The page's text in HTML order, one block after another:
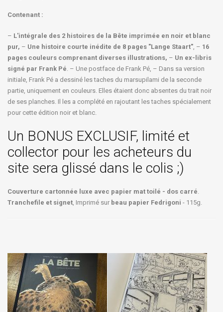
Contenant :
– L'intégrale des 2 histoires de la Bête imprimée en noir et blanc
pur, – Une histoire courte inédite de 8 pages "Lange Staart", – 16
pages couleurs comprenant diverses illustrations, – Un ex-libris
signé par Frank Pé. – Une postface de Frank Pé, – Dans sa version
initiale, Frank Pé a dessiné les taches du marsupilami de la seconde
partie, uniquement en couleurs. Elles étaient donc absentes du trait noir
de ses planches. Il les a complété en rajoutant les taches spécialement
pour cette édition noir et blanc.
Un BONUS EXCLUSIF, limité et
collector pour les acheteurs du
site sera glissé dans le colis ;)
Couverture cartonnée luxe avec papier mat toilé - dos carré.
Tranchefile et signet, Imprimé sur beau papier Fedrigoni - 115g.